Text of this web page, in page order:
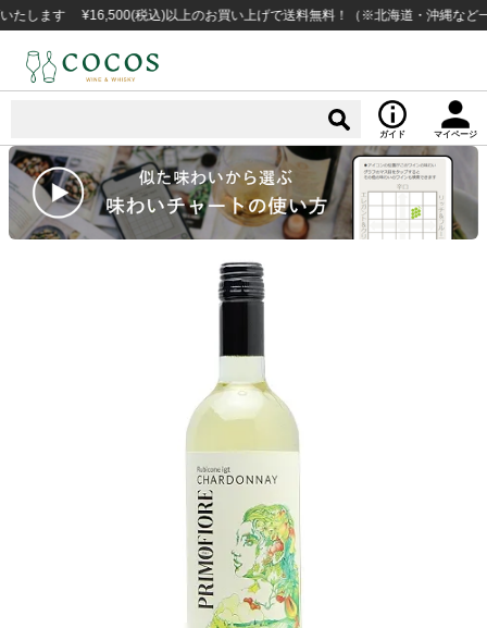
す ¥16,500(税込)以上のお買い上げで送料無料！（※北海道・沖縄など一部例
ガイド マイページ